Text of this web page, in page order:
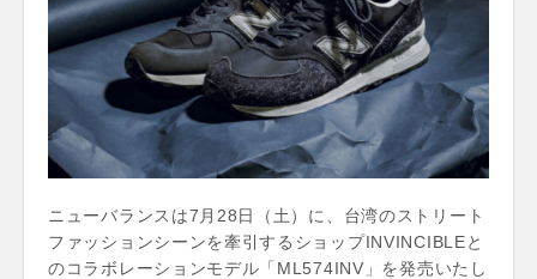
ニューバランスは7月28日（土）に、台湾のストリート
ファッションシーンを牽引するショップINVINCIBLEと
のコラボレーションモデル「ML574INV」を発売いたし